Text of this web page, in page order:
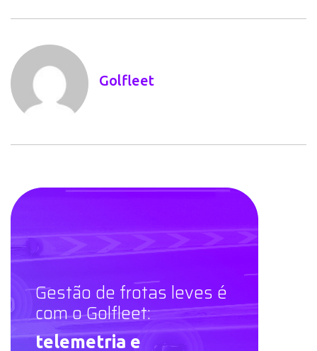
com o Golfleet:
videotelemetria para
eficiente.
A gente ajuda você